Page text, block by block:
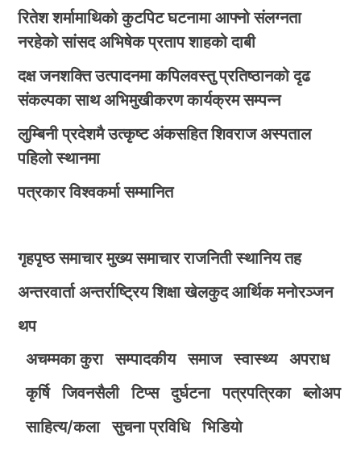
रितेश शर्मामाथिको कुटपिट घटनामा आफ्नो संलग्नता
नरहेको सांसद अभिषेक प्रताप शाहको दाबी
दक्ष जनशक्ति उत्पादनमा कपिलवस्तु प्रतिष्ठानको दृढ
संकल्पका साथ अभिमुखीकरण कार्यक्रम सम्पन्न
लुम्बिनी प्रदेशमै उत्कृष्ट अंकसहित शिवराज अस्पताल
पहिलो स्थानमा
पत्रकार विश्वकर्मा सम्मानित
गृहपृष्ठ समाचार मुख्य समाचार राजनिती स्थानिय तह
अन्तरवार्ता अन्तर्राष्ट्रिय शिक्षा खेलकुद आर्थिक मनोरञ्जन
थप
अचम्मका कुरा
सम्पादकीय समाज स्वास्थ्य
अपराध
कृर्षि
जिवनसैली टिप्स दुर्घटना पत्रपत्रिका
ब्लोअप
साहित्य/कला
सुचना प्रविधि भिडियाे